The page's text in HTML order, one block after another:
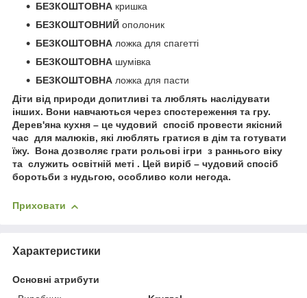
БЕЗКОШТОВНА кришка
БЕЗКОШТОВНИЙ ополоник
БЕЗКОШТОВНА ложка для спагетті
БЕЗКОШТОВНА шумівка
БЕЗКОШТОВНА ложка для пасти
Діти від природи допитливі та люблять наслідувати
інших. Вони навчаються через спостереження та гру.
Дерев'яна кухня – це чудовий спосіб провести якісний
час для малюків, які люблять гратися в дім та готувати
їжу. Вона дозволяє грати рольові ігри з раннього віку
та служить освітній меті . Цей виріб – чудовий спосіб
боротьби з нудьгою, особливо коли негода.
Приховати
Характеристики
Основні атрибути